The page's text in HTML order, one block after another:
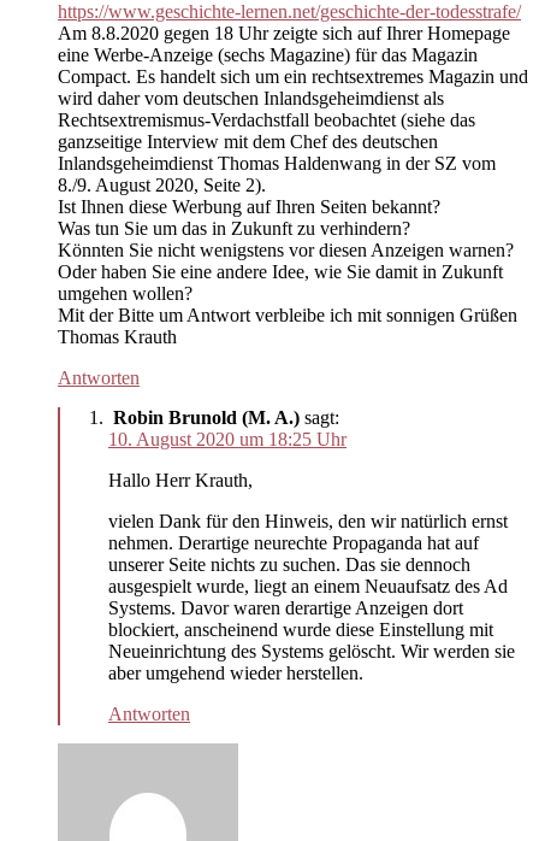
https://www.geschichte-lernen.net/geschichte-der-todesstrafe/
Am 8.8.2020 gegen 18 Uhr zeigte sich auf Ihrer Homepage
eine Werbe-Anzeige (sechs Magazine) für das Magazin
Compact. Es handelt sich um ein rechtsextremes Magazin und
wird daher vom deutschen Inlandsgeheimdienst als
Rechtsextremismus-Verdachstfall beobachtet (siehe das
ganzseitige Interview mit dem Chef des deutschen
Inlandsgeheimdienst Thomas Haldenwang in der SZ vom
8./9. August 2020, Seite 2).
Ist Ihnen diese Werbung auf Ihren Seiten bekannt?
Was tun Sie um das in Zukunft zu verhindern?
Könnten Sie nicht wenigstens vor diesen Anzeigen warnen?
Oder haben Sie eine andere Idee, wie Sie damit in Zukunft
umgehen wollen?
Mit der Bitte um Antwort verbleibe ich mit sonnigen Grüßen
Thomas Krauth
Antworten
Robin Brunold (M. A.) sagt:
10. August 2020 um 18:25 Uhr
Hallo Herr Krauth,
vielen Dank für den Hinweis, den wir natürlich ernst
nehmen. Derartige neurechte Propaganda hat auf
unserer Seite nichts zu suchen. Das sie dennoch
ausgespielt wurde, liegt an einem Neuaufsatz des Ad
Systems. Davor waren derartige Anzeigen dort
blockiert, anscheinend wurde diese Einstellung mit
Neueinrichtung des Systems gelöscht. Wir werden sie
aber umgehend wieder herstellen.
Antworten